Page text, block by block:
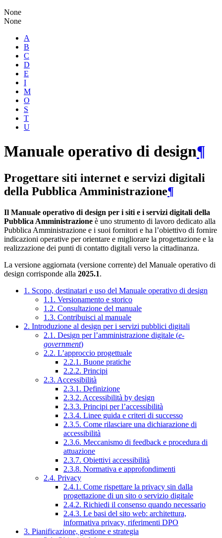
None
None
A
B
C
D
E
I
M
O
S
T
U
Manuale operativo di design¶
Progettare siti internet e servizi digitali
della Pubblica Amministrazione¶
Il Manuale operativo di design per i siti e i servizi digitali della
Pubblica Amministrazione è uno strumento di lavoro dedicato alla
Pubblica Amministrazione e i suoi fornitori e ha l’obiettivo di fornire
indicazioni operative per orientare e migliorare la progettazione e la
realizzazione dei punti di contatto digitali verso la cittadinanza.
La versione aggiornata (versione corrente) del Manuale operativo di
design corrisponde alla 2025.1.
1. Scopo, destinatari e uso del Manuale operativo di design
1.1. Versionamento e storico
1.2. Consultazione del manuale
1.3. Contribuisci al manuale
2. Introduzione al design per i servizi pubblici digitali
2.1. Design per l’amministrazione digitale (e-
government)
2.2. L’approccio progettuale
2.2.1. Buone pratiche
2.2.2. Principi
2.3. Accessibilità
2.3.1. Definizione
2.3.2. Accessibilità by design
2.3.3. Principi per l’accessibilità
2.3.4. Linee guida e criteri di successo
2.3.5. Come rilasciare una dichiarazione di
accessibilità
2.3.6. Meccanismo di feedback e procedura di
attuazione
2.3.7. Obiettivi accessibilità
2.3.8. Normativa e approfondimenti
2.4. Privacy
2.4.1. Come rispettare la privacy sin dalla
progettazione di un sito o servizio digitale
2.4.2. Richiedi il consenso quando necessario
2.4.3. Le basi del sito web: architettura,
informativa privacy, riferimenti DPO
3. Pianificazione, gestione e strategia